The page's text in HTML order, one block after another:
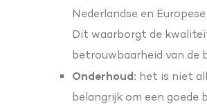
Nederlandse en
Dit waarborgt de
betrouwbaarheid van de
Onderhoud: het is niet
belangrijk om een goede